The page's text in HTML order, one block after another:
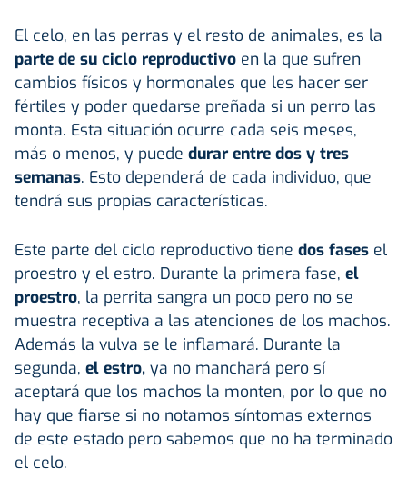
El celo, en las perras y el resto de animales, es la
parte de su ciclo reproductivo en la que sufren
cambios físicos y hormonales que les hacer ser
fértiles y poder quedarse preñada si un perro las
monta. Esta situación ocurre cada seis meses,
más o menos, y puede durar entre dos y tres
semanas. Esto dependerá de cada individuo, que
tendrá sus propias características.
Este parte del ciclo reproductivo tiene dos fases el
proestro y el estro. Durante la primera fase, el
proestro, la perrita sangra un poco pero no se
muestra receptiva a las atenciones de los machos.
Además la vulva se le inflamará. Durante la
segunda, el estro, ya no manchará pero sí
aceptará que los machos la monten, por lo que no
hay que fiarse si no notamos síntomas externos
de este estado pero sabemos que no ha terminado
el celo.